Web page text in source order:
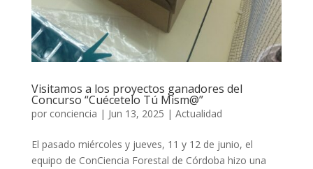
Visitamos a los proyectos ganadores del
Concurso “Cuécetelo Tú Mism@”
por conciencia | Jun 13, 2025 | Actualidad
El pasado miércoles y jueves, 11 y 12 de junio, el
equipo de ConCiencia Forestal de Córdoba hizo una